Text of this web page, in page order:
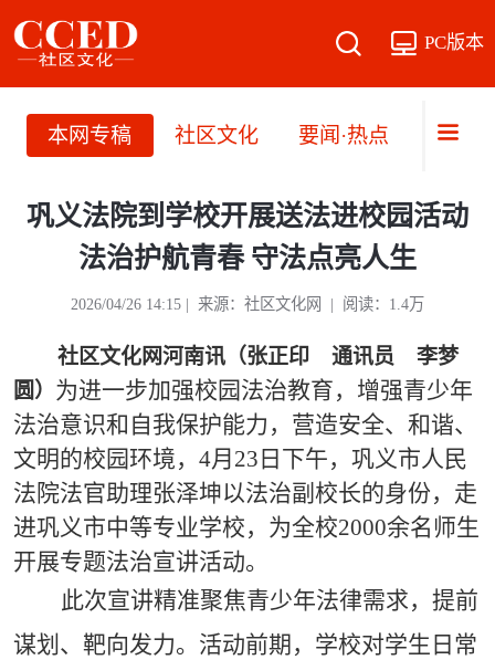
PC版本
本网专稿 社区文化 要闻·热点 直播·
巩义法院到学校开展送法进校园活动
法治护航青春 守法点亮人生
2026/04/26 14:15 | 来源：社区文化网 | 阅读：1.4万
社区文化网河南讯（张正印 通讯员 李梦
圆） 为进一步加强校园法治教育，增强青少年
法治意识和自我保护能力，营造安全、和谐、
文明的校园环境， 4月23日下午，巩义市人民
法院法官助理张泽坤以法治副校长的身份，走
进巩义市中等专业学校，为全校2000余名师生
开展专题法治宣讲活动。
此次宣讲精准聚焦青少年法律需求，提前
谋划、靶向发力。活动前期，学校对学生日常